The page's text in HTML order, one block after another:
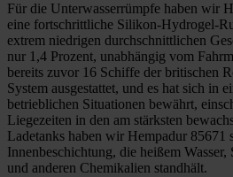
Für die Unterwasserrümpfe haben wir
eine fortschrittliche Silikon-Hydrogel-
extrem niedrigen durchschnittlichen
nur 1,4 Prozent, unabhängig vom
bereits zuvor 16 Schiffe der britischen
System ausgestattet, und es hat sich in
betrieblichen Situationen bewährt,
Liegezeiten in den am stärksten
Ladetanks haben wir Hempadur 85671
Innenbeschichtung, die heißem
und anderen Chemikalien standhält.